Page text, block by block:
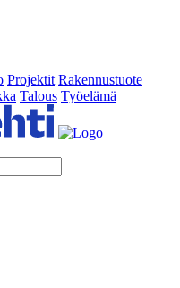
Projektit Rakennustuote
Talous Työelämä